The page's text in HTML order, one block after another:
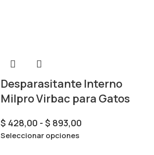
Desparasitante Interno
Milpro Virbac para Gatos
$ 428,00 - $ 893,00
Seleccionar opciones